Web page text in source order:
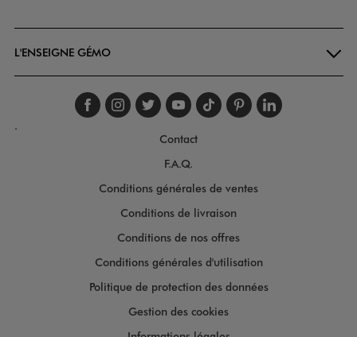
L'ENSEIGNE GÉMO
Suivez-nous sur
Suivez-nous sur
Suivez-nous sur
Suivez-nous
Suivez-nous
Suivez-
.
Contact
F.A.Q.
Conditions générales de ventes
Conditions de livraison
Conditions de nos offres
Conditions générales d'utilisation
Politique de protection des données
Gestion des cookies